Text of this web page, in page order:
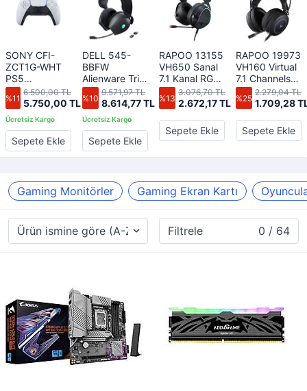
SONY CFI-
ZCT1G-WHT
PS5
DualSense
Beyaz Oyun
kolu
%11 5.750,00 TL
6.500,00 TL
Sepete Ekle
DELL 545-
BBFW
Alienware Tri
Mode
Kablosuz
Gaming
Kulaklık
AW725H
%10 8.614,77 TL
9.571,97 TL
Sepete Ekle
RAPOO 13155
VH650 Sanal
7.1 Kanal RGB
Oyuncu
Kulaklığı
%13 2.672,17 TL
3.076,70 TL
Sepete Ekle
RAPOO 19973
VH160 Virtual
7.1 Channels
Gaming
Kulaklık
%25 1.709,28
2.279,04 TL
Sepete Ekle
Gaming Monitörler Gaming Ekran Kartı
Filtrele 0 / 64